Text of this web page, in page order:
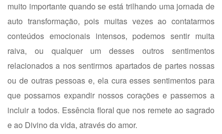
muito importante quando se está trilhando uma jornada de
auto transformação, pois muitas vezes ao contatarmos
conteúdos emocionais intensos, podemos sentir muita
raiva, ou qualquer um desses outros sentimentos
relacionados a nos sentirmos apartados de partes nossas
ou de outras pessoas e, ela cura esses sentimentos para
que possamos expandir nossos corações e passemos a
incluir a todos. Essência floral que nos remete ao sagrado
e ao Divino da vida, através do amor.